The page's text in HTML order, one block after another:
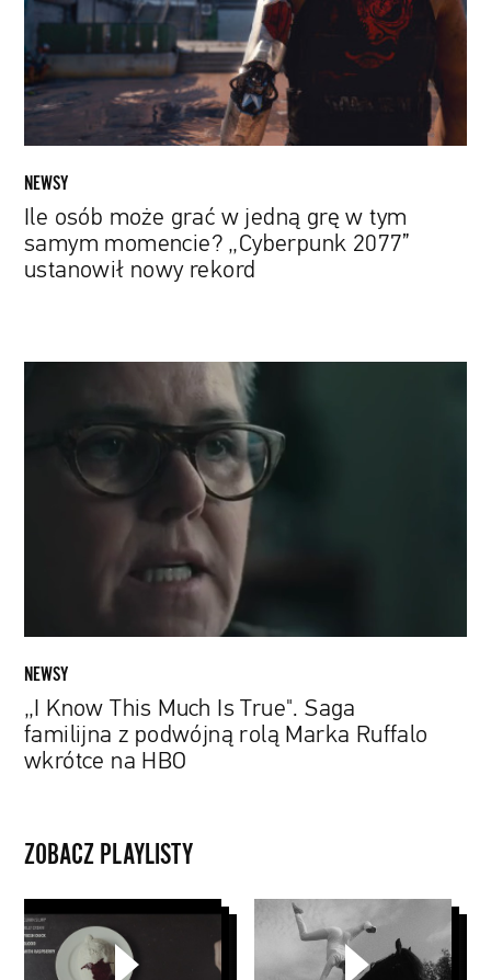
w
tym
samym
momencie?
„Cyberpunk
ustanowił
nowy
rekord
NEWSY
Ile osób może grać w jedną grę w tym
samym momencie? „Cyberpunk 2077”
ustanowił nowy rekord
rolą
Marka
wkrótce
na
HBO
NEWSY
„I Know This Much Is True". Saga
familijna z podwójną rolą Marka Ruffalo
wkrótce na HBO
ZOBACZ PLAYLISTY
Original
Series
Season
Inspiracje